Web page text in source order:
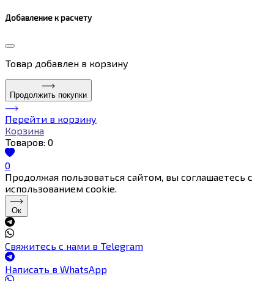
Добавление к расчету
Товар добавлен в корзину
Продолжить покупки
Перейти в корзину
Корзина
Товаров: 0
0
Продолжая пользоваться сайтом, вы соглашаетесь с
использованием cookie.
Ок
Свяжитесь с нами в Telegram
Написать в WhatsApp